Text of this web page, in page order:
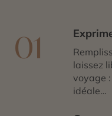
01
laissez
voyage
idéale…